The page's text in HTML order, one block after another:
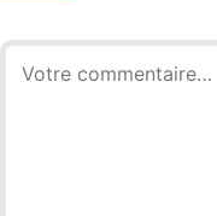
Commentaire